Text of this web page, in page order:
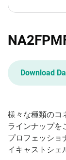
Download
様々な種類のコ
ラインナップを
プロフェッショ
イキャストシェ